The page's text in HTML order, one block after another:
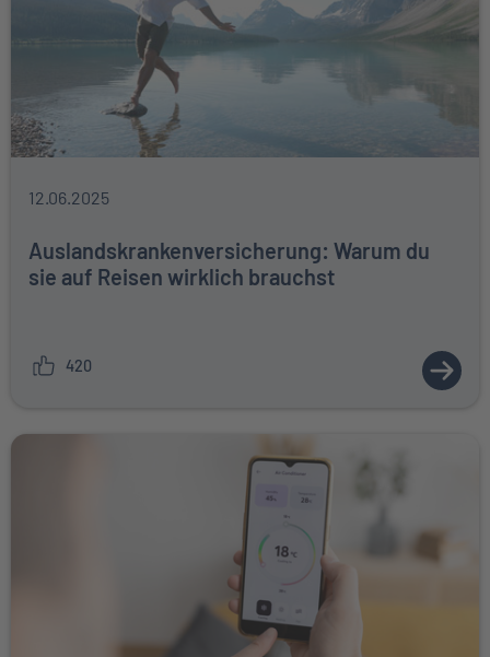
12.06.2025
Auslandskrankenversicherung: Warum du
sie auf Reisen wirklich brauchst
420
ZUM